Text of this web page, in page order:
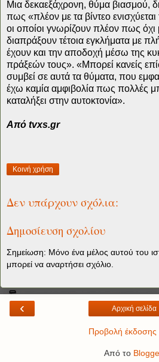
Μια δεκαεξάχρονη, θύμα βιασμού,
πως «πλέον με τα βίντεο
οι οποίοι γνωρίζουν πλέον πως
διαπράξουν τέτοια εγκλήματα με
έχουν και την αποδοχή μέσω της
πράξεών τους». «Μπορεί κανείς
συμβεί σε αυτά τα θύματα, που
έχω καμία αμφιβολία πως πολλές
καταλήξει στην αυτοκτονία».
Από tvxs.gr
Κοινή χρήση
Δεν υπάρχουν σχόλια:
Δημοσίευση σχολίου
Σημείωση: Μόνο ένα μέλος αυτού του
μπορεί να αναρτήσει σχόλιο.
‹ Αρχική σελίδα
Προβολή έκδοσης
Από το